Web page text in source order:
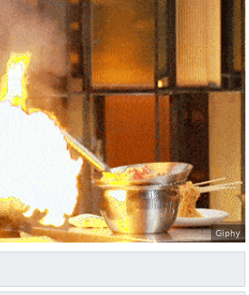
Giphy